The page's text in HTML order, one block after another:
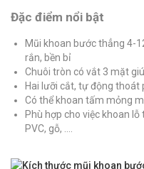
Đặc điểm nổi bật
Mũi khoan bước thẳng 4-
rắn, bền bỉ
Chuôi tròn có vắt 3 mặt
Hai lưỡi cắt, tự động thoát
Có thể khoan tấm mỏng
Phù hợp cho việc khoan
PVC, gỗ, ….